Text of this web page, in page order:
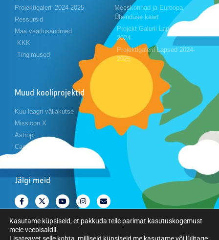
Projektigalerii 2024-2025
Ressursid
Maa vaatlusandmed
KKK
Tingimused
Meeskonnad ja Euroopa
Ühenduse kaart
Projekt Galerii Lapsed 2023-
2024
Projektigalerii Lapsed 2024-
2025
Muud kooliprojektid
Kuu laagri väljakutse
Missioon X
Astropi
Cansat
Jälgi meid
Kasutame küpsiseid, et pakkuda teile parimat kasutuskogemust
meie veebisaidil.